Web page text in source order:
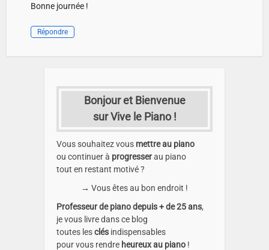
Bonne journée !
Répondre
Bonjour et Bienvenue
sur Vive le Piano !
Vous souhaitez vous mettre au piano
ou continuer à progresserau piano
tout en restant motivé ?
→ Vous êtes au bon endroit !
Professeur de piano depuis + de 25 ans,
je vous livre dans ce blog
toutes lesclés indispensables
pour vous rendre heureux au piano !